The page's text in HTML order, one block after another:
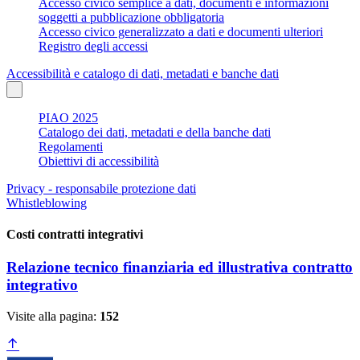
soggetti a pubblicazione obbligatoria
Accesso civico generalizzato a dati e documenti ulteriori
Registro degli accessi
Accessibilità e catalogo di dati, metadati e banche dati
PIAO 2025
Catalogo dei dati, metadati e della banche dati
Regolamenti
Obiettivi di accessibilità
Privacy - responsabile protezione dati
Whistleblowing
Costi contratti integrativi
Relazione tecnico finanziaria ed illustrativa contratto
integrativo
Visite alla pagina: 152